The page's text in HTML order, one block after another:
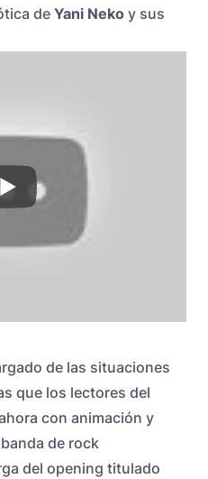
de Yani Neko y sus
de las situaciones
que los lectores del
con animación y
de rock
del opening titulado